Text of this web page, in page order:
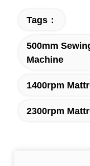
Tags：
500mm
Machine
1400rpm
2300rpm